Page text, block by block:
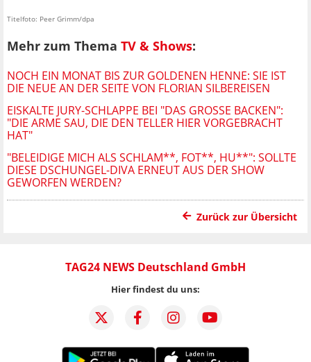
Titelfoto: Peer Grimm/dpa
Mehr zum Thema TV & Shows:
NOCH EIN MONAT BIS ZUR GOLDENEN HENNE: SIE IST
DIE NEUE AN DER SEITE VON FLORIAN SILBEREISEN
EISKALTE JURY-SCHLAPPE BEI "DAS GROSSE BACKEN": "
DIE ARME SAU, DIE DEN TELLER HIER VORGEBRACHT H
AT"
"BELEIDIGE MICH ALS SCHLAM**, FOT**, HU**": SOLLTE
DIESE DSCHUNGEL-DIVA ERNEUT AUS DER SHOW
GEWORFEN WERDEN?
Zurück zur Übersicht
TAG24 NEWS Deutschland GmbH
Hier findest du uns: